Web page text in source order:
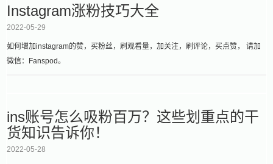
Instagram涨粉技巧大全
2022-05-29
如何增加instagram的赞，买粉丝，刷观看量，加关注，刷评论，买点赞， 请加
微信：Fanspod。
ins账号怎么吸粉百万？这些划重点的干
货知识告诉你！
2022-05-28